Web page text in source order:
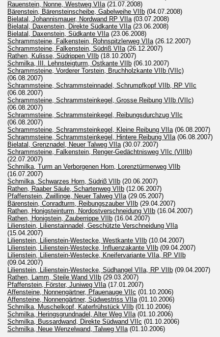
Rauenstein, Nonne, Westweg VIIa (21.07.2008)
Bärenstein, Bärensteinscheibe, Gabelweihe VIIb (04.07.2008)
Bielatal, Johannismauer, Nordwand RP VIIa (03.07.2008)
Bielatal, Daxenstein, Direkte Südkante VIIa (23.06.2008)
Bielatal, Daxenstein, Südkante VIIa (23.06.2008)
Schrammsteine, Falkenstein, Rohnspitzlerweg VIIa (26.12.2007)
Schrammsteine, Falkenstein, Südriß VIIa (26.12.2007)
Rathen, Kulisse, Südrippen VIIb (18.10.2007)
Schmilka, III. Lehnsteigturm, Ostkante VIIb (06.10.2007)
Schrammsteine, Vorderer Torstein, Bruchholzkante VIIb (VIIc)
(06.08.2007)
Schrammsteine, Schrammsteinnadel, Schrumpfkopf VIIb, RP VIIc
(06.08.2007)
Schrammsteine, Schrammsteinkegel, Grosse Reibung VIIb (VIIc)
(06.08.2007)
Schrammsteine, Schrammsteinkegel, Reibungsdurchzug VIIc
(06.08.2007)
Schrammsteine, Schrammsteinkegel, Kleine Reibung VIIa (06.08.2007)
Schrammsteine, Schrammsteinkegel, Hintere Reibung VIIa (06.08.2007)
Bielatal, Grenznadel, Neuer Talweg VIIa (30.07.2007)
Schrammsteine, Falkenstein, Renger-Gedächtnisweg VIIc (VIIIb)
(22.07.2007)
Schmilka, Turm an Verborgenen Horn, Lorenztürmerweg VIIb
(16.07.2007)
Schmilka, Schwarzes Horn, Südriβ VIIb (20.06.2007)
Rathen, Raaber Säule, Schartenweg VIIb (12.06.2007)
Pfaffenstein, Zwillinge, Neuer Talweg VIIa (29.05.2007)
Bärenstein, Conradturm, Reibungszauber VIIb (29.04.2007)
Rathen, Honigsteinturm, Nordostverschneidung VIIb (16.04.2007)
Rathen, Honigstein, Zauberrippe VIIb (16.04.2007)
Lilienstein, Lilienstainnadel, Geschützte Verschneidung VIIa
(15.04.2007)
Lilienstein, Lilienstein-Westecke, Westkante VIIb (10.04.2007)
Lilienstein, Lilienstein-Westecke, Influenzakante VIIb (09.04.2007)
Lilienstein, Lilienstein-Westecke, Kneifervariante VIIa, RP VIIb
(09.04.2007)
Lilienstein, Lilienstein-Westecke, Südhangel VIIa, RP VIIb (09.04.2007)
Rathen, Lamm, Steile Wand VIIb (29.03.2007)
Pfaffenstein, Förster, Juniweg VIIa (17.01.2007)
Affensteine, Nonnengärtner, Pfauenauge VIIc (01.10.2006)
Affensteine, Nonnengärtner, Südwestriss VIIa (01.10.2006)
Schmilka, Muschelkopf, Katerfrühstück VIIb (01.10.2006)
Schmilka, Heringsgrundnadel, Alter Weg VIIa (01.10.2006)
Schmilka, Bussardwand, Direkte Südwand VIIc (01.10.2006)
Schmilka, Neue Wenzelwand, Talweg VIIa (01.10.2006)